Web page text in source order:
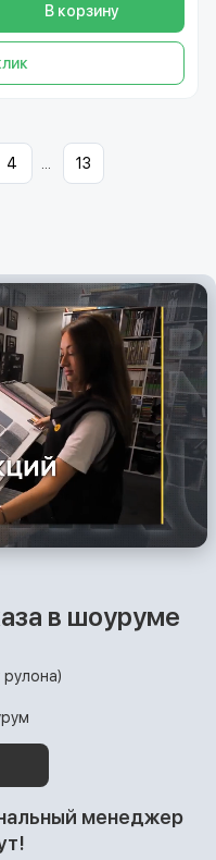
В корзину
4 13
в шоуруме
рулона)
менеджер